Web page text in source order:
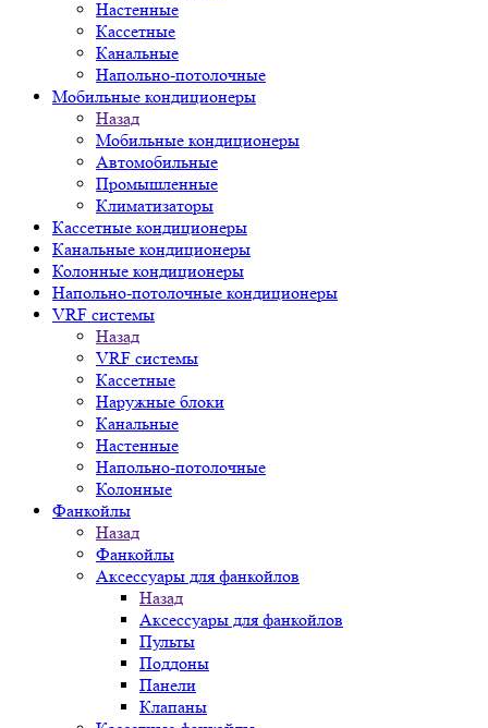
Настенные
Кассетные
Канальные
Напольно-потолочные
Мобильные кондиционеры
Назад
Мобильные кондиционеры
Автомобильные
Промышленные
Климатизаторы
Кассетные кондиционеры
Канальные кондиционеры
Колонные кондиционеры
Напольно-потолочные кондиционеры
VRF системы
Назад
VRF системы
Кассетные
Наружные блоки
Канальные
Настенные
Напольно-потолочные
Колонные
Фанкойлы
Назад
Фанкойлы
Аксессуары для фанкойлов
Назад
Аксессуары для фанкойлов
Пульты
Поддоны
Панели
Клапаны